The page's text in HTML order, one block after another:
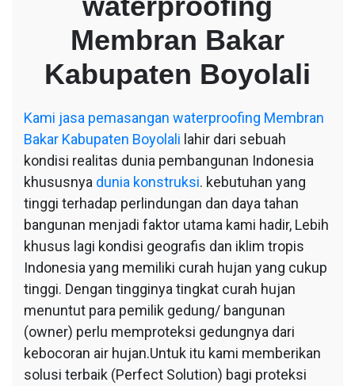
Bakar
Kabupaten
Boyolali
Membran Bakar
Kabupaten Boyolali
Kami jasa pemasangan waterproofing Membran
Bakar Kabupaten Boyolali lahir dari sebuah
kondisi realitas dunia pembangunan Indonesia
khususnya dunia konstruksi. kebutuhan yang
tinggi terhadap perlindungan dan daya tahan
bangunan menjadi faktor utama kami hadir, Lebih
khusus lagi kondisi geografis dan iklim tropis
Indonesia yang memiliki curah hujan yang cukup
tinggi. Dengan tingginya tingkat curah hujan
menuntut para pemilik gedung/ bangunan
(owner) perlu memproteksi gedungnya dari
kebocoran air hujan.Untuk itu kami memberikan
solusi terbaik (Perfect Solution) bagi proteksi